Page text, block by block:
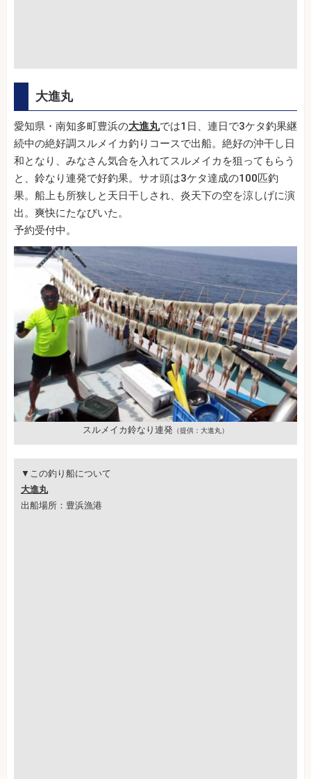
大進丸
愛知県・南知多町豊浜の大進丸では1日、連日で3ケタ釣果継
続中の絶好調スルメイカ釣りコースで出船。絶好の沖干し日
和となり、みなさん気合を入れてスルメイカを狙ってもらう
と、鈴なり連発で好釣果。サオ頭は3ケタ達成の100匹釣
果。船上も所狭しと天日干しされ、炎天下の空を涼しげに演
出。爽快にたなびいた。
予約受付中。
スルメイカ鈴なり連発 （提供：大進丸）
▼この釣り船について
大進丸
出船場所：豊浜漁港